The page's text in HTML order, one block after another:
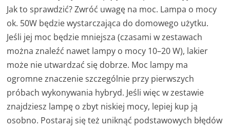
Jak to sprawdzić? Zwróć uwagę na moc. Lampa o mocy
ok. 50W będzie wystarczająca do domowego użytku.
Jeśli jej moc będzie mniejsza (czasami w zestawach
można znaleźć nawet lampy o mocy 10–20 W), lakier
może nie utwardzać się dobrze. Moc lampy ma
ogromne znaczenie szczególnie przy pierwszych
próbach wykonywania hybryd. Jeśli więc w zestawie
znajdziesz lampę o zbyt niskiej mocy, lepiej kup ją
osobno. Postaraj się też uniknąć podstawowych błędów